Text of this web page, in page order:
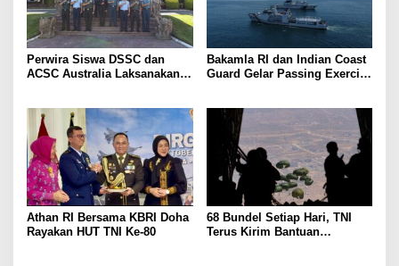
Perwira Siswa DSSC dan
ACSC Australia Laksanakan
Bakamla RI dan Indian Coast
Guard Gelar Passing Exercise
Athan RI Bersama KBRI Doha
Rayakan HUT TNI Ke-80
68 Bundel Setiap Hari, TNI
Terus Kirim Bantuan